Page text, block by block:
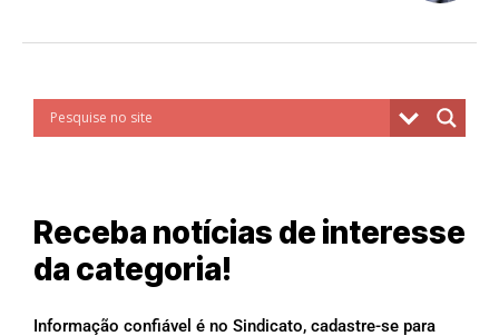
Receba notícias de interesse
da categoria!
Informação confiável é no Sindicato, cadastre-se para